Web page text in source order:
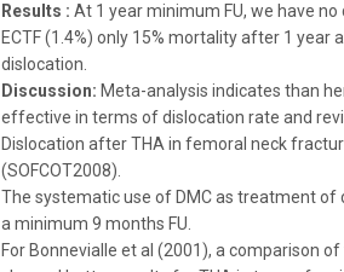
Results : At 1 year minimum FU, we have
ECTF (1.4%) only 15% mortality after 1 year
dislocation.
Discussion: Meta-analysis indicates than
effective in terms of dislocation rate and
Dislocation after THA in femoral neck
(SOFCOT2008).
The systematic use of DMC as treatment of
a minimum 9 months FU.
For Bonnevialle et al (2001), a comparison